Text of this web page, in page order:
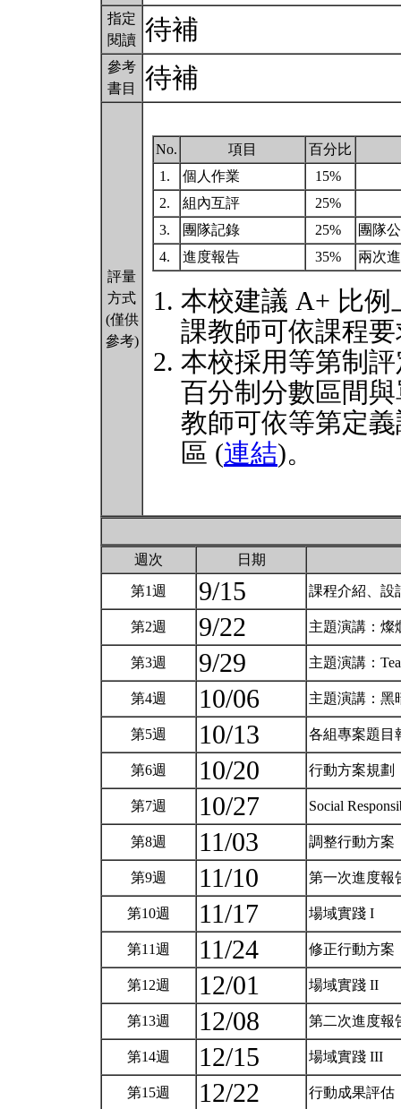
指定
閱讀 待補
參考
書目
待補
評量
方式
(僅供
參考)
No. 項目
百分比
1.
個人作業
15%
2.
組內互評
25%
3.
團隊記錄 25%
團隊
4.
進度報告 35% 兩次
本校建議 A+ 比例
課教師可依課程
本校採用等第制
百分制分數區間
教師可依等第定
區 (連結)。
週次 日期
第1週 9/15 課程介紹、設
第2週 9/22 主題演講：
第3週 9/29 主題演講：
第4週 10/06 主題演講：
第5週 10/13 各組專案題目
第6週 10/20 行動方案規劃
第7週 10/27 Social
第8週 11/03 調整行動方案
第9週 11/10 第一次進度報
第10週 11/17 場域實踐 I
第11週 11/24 修正行動方案
第12週 12/01 場域實踐 II
第13週 12/08 第二次進度報
第14週 12/15 場域實踐 III
第15週 12/22 行動成果評估